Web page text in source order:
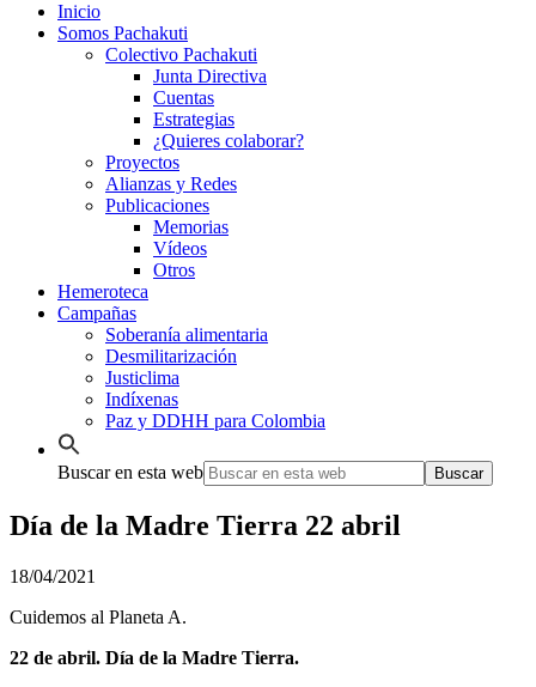
Inicio
Somos Pachakuti
Colectivo Pachakuti
Junta Directiva
Cuentas
Estrategias
¿Quieres colaborar?
Proyectos
Alianzas y Redes
Publicaciones
Memorias
Vídeos
Otros
Hemeroteca
Campañas
Soberanía alimentaria
Desmilitarización
Justiclima
Indíxenas
Paz y DDHH para Colombia
Buscar en esta web
Día de la Madre Tierra 22 abril
18/04/2021
Cuidemos al Planeta A.
22 de abril. Día de la Madre Tierra.